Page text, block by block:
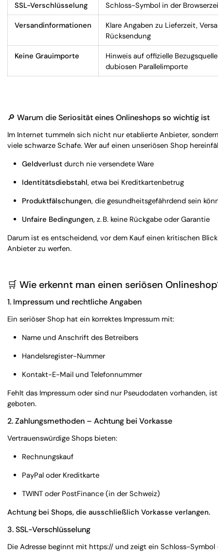
SSL-Verschlüsselung Schloss-Symbol in der
Versandinformationen
Klare Angaben zu Lieferzeit,
Rücksendung
Keine Grauimporte
Hinweis auf offizielle
dubiosen Parallelimporte
🔎 Warum die Seriosität eines Onlineshops so wichtig ist
Im Internet tummeln sich nicht nur etablierte Anbieter,
viele schwarze Schafe. Wer auf einen unseriösen Shop
Geldverlustdurch nie versendete Ware
Identitätsdiebstahl, etwa bei Kreditkartenbetrug
Produktfälschungen, die gesundheitsgefährdend sein
Unfaire Bedingungen, z. B. keine Rückgabe oder Garantie
Darum ist es entscheidend, vor dem Kauf einen kritischen
Anbieter zu werfen.
🛒 Wie erkennt man einen seriösen
1. Impressum und rechtliche Angaben
Ein seriöser Shop hat ein korrektes Impressum mit:
Name und Anschrift des Betreibers
Handelsregister-Nummer
Kontakt-E-Mail und Telefonnummer
Fehlt das Impressum oder sind nur Pseudodaten vorhanden,
geboten.
2.Zahlungsmethoden – Achtung bei Vorkasse
Vertrauenswürdige Shops bieten:
Rechnungskauf
PayPal oder Kreditkarte
TWINT oder PostFinance (in der Schweiz)
Achtung bei Shops, die ausschließlich Vorkasse verlangen.
3.SSL-Verschlüsselung
Die Adresse beginnt mit https:// und zeigt ein Schloss-Symbol